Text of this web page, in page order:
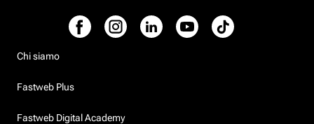
Chi siamo
Fastweb Plus
Fastweb Digital Academy